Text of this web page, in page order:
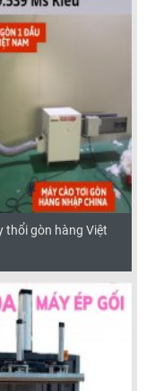
thổi gòn hàng Việt